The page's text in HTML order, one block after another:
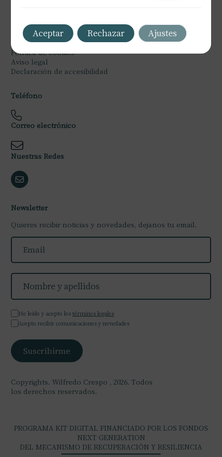
Legal
Política de privacidad
Política de cookies
Aviso legal
Declaración de accesibilidad
Teléfono
Correo electrónico
Nuestras Redes
Newsletter
Quieres recibir noticias y novedades, dejanos tu email.
He leído y acepto los términos legales
Acepto recibir comunicaciones y novedades
Copyrights. Wilfredo Crespo , 2026. Todos
los derechos reservados.
PROGRAMA KIT DIGITAL FINANCIADO POR LOS FONDOS
NEXT GENERATION
DEL MECANISMO DE RECUPERACIÓN Y RESILIENCIA
Aceptar Rechazar Ajustes